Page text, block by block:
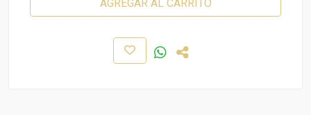
AGREGAR AL CARRITO